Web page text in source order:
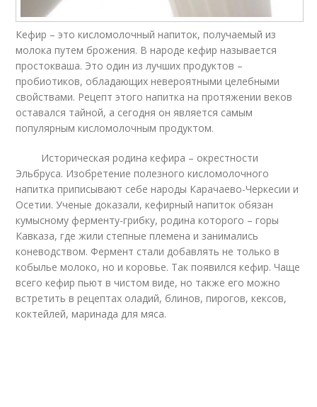
Кефир – это кисломолочный напиток, получаемый из
молока путем брожения. В народе кефир называется
простокваша. Это один из лучших продуктов –
пробиотиков, обладающих невероятными целебными
свойствами. Рецепт этого напитка на протяжении веков
оставался тайной, а сегодня он является самым
популярным кисломолочным продуктом.
Историческая родина кефира – окрестности
Эльбруса. Изобретение полезного кисломолочного
напитка приписывают себе народы Карачаево-Черкесии и
Осетии. Ученые доказали, кефирный напиток обязан
кумысному ферменту-грибку, родина которого – горы
Кавказа, где жили степные племена и занимались
коневодством. Фермент стали добавлять не только в
кобылье молоко, но и коровье. Так появился кефир. Чаще
всего кефир пьют в чистом виде, но также его можно
встретить в рецептах оладий, блинов, пирогов, кексов,
коктейлей, маринада для мяса.